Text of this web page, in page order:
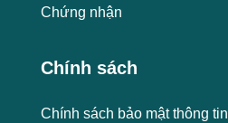
Chứng nhận
Chính sách
Chính sách bảo mật thông tin